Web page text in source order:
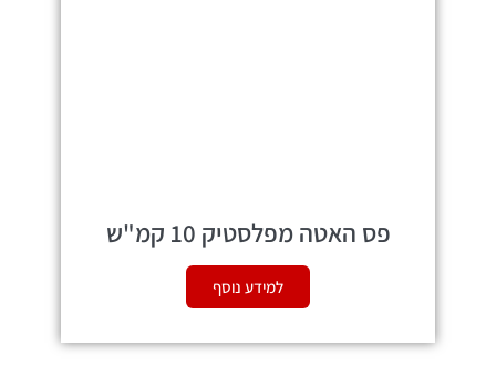
פס האטה מפלסטיק 10 קמ"ש
למידע נוסף